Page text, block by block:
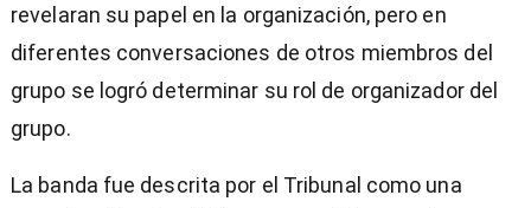
revelaran su papel en la organización, pero en
diferentes conversaciones de otros miembros del
grupo se logró determinar su rol de organizador del
grupo.
La banda fue descrita por el Tribunal como una